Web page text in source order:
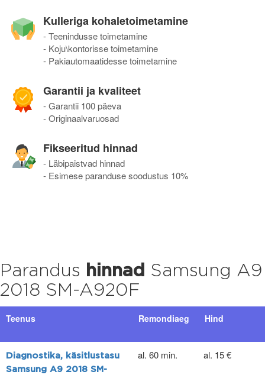
Kulleriga kohaletoimetamine
- Teenindusse toimetamine
- Koju\kontorisse toimetamine
- Pakiautomaatidesse toimetamine
Garantii ja kvaliteet
- Garantii 100 päeva
- Originaalvaruosad
Fikseeritud hinnad
- Läbipaistvad hinnad
- Esimese paranduse soodustus 10%
Parandus hinnad
Samsung A9
2018 SM-A920F
Teenus Remondiaeg Hind
Diagnostika, käsitlustasu
Samsung A9 2018 SM-
al. 60 min. al. 15 €